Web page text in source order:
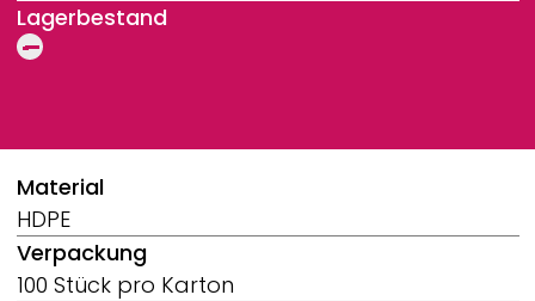
Lagerbestand
Breadcrumb
Material
HDPE
Verpackung
100 Stück pro Karton